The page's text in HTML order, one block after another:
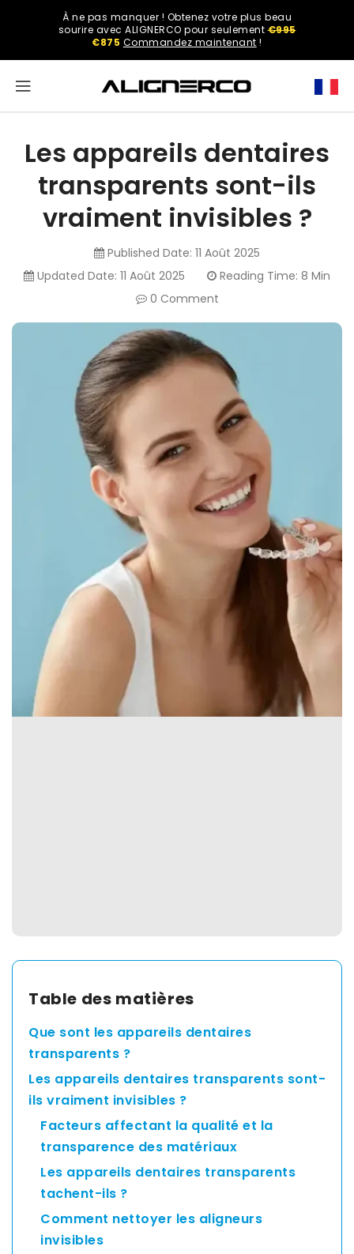
À ne pas manquer ! Obtenez votre plus beau
sourire avec ALIGNERCO pour seulement€995
€875 Commandez maintenant !
Select
region.
United
States
Spanish
Canada
Portugal
Portuguese
Spain
Switzerland
Asia
Pacific
New
Les appareils dentaires
transparents sont-ils
vraiment invisibles ?
Published Date: 11 Août 2025
Updated Date: 11 Août 2025
Reading Time: 8 Min
0 Comment
Table des matières
Que sont les appareils dentaires
transparents ?
Les appareils dentaires transparents sont-
ils vraiment invisibles ?
Facteurs affectant la qualité et la
transparence des matériaux
Les appareils dentaires transparents
tachent-ils ?
Comment nettoyer les aligneurs
invisibles